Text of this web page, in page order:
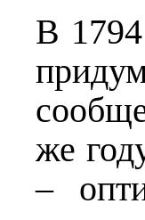
В
же
–